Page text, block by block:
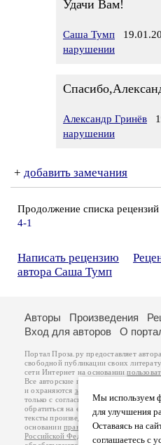
Удачи Вам!
Саша Тумп
нарушении
Александр Гринёв
нарушении
+ добавить замечания
Продолжение списка
4-1
Написать рецензию
автора Саша Тумп
Мы используем
для улучшения
Оставаясь на
соглашаетесь с
Авторы Произведения
Вход для авторов
О
Портал Проза.ру предоставляет
свободной публикации своих
сети Интернет на основании
Все авторские права на произведения
и охраняются законом
. Перепечатка
только с согласия его автора, к
обратиться на его авторской странице.
тексты произведений авторы несут
основанииправил публикациии
Российской Федерации